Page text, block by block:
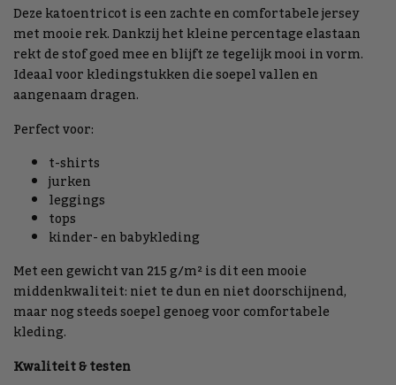
Deze katoentricot is een zachte en comfortabele jersey
met mooie rek. Dankzij het kleine percentage elastaan
rekt de stof goed mee en blijft ze tegelijk mooi in vorm.
Ideaal voor kledingstukken die soepel vallen en
aangenaam dragen.
Perfect voor:
t-shirts
jurken
leggings
tops
kinder- en babykleding
Met een gewicht van 215 g/m² is dit een mooie
middenkwaliteit: niet te dun en niet doorschijnend,
maar nog steeds soepel genoeg voor comfortabele
kleding.
Kwaliteit & testen